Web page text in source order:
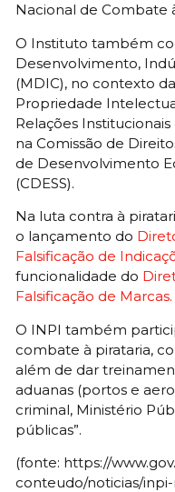
Nacional de Combate
O Instituto também
Desenvolvimento,
(MDIC), no contexto
Propriedade
Relações
na Comissão de
de Desenvolvimento
(CDESS).
Na luta contra à
o lançamento do
Falsificação de
funcionalidade do
Falsificação de Marcas.
O INPI também
combate à pirataria,
além de dar
aduanas (portos e
criminal, Ministério
públicas”.
(fonte: https://
conteudo/noticias/